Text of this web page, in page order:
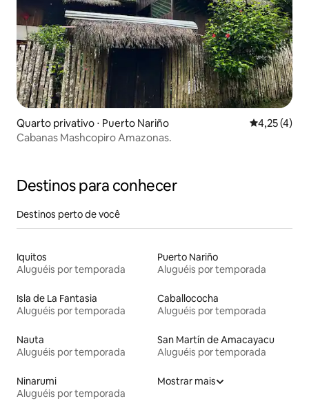
Quarto privativo ⋅ Puerto Nariño 4,25 de
4,25 (4)
Cabanas Mashcopiro Amazonas.
Destinos para conhecer
Destinos perto de você
Iquitos
Aluguéis por temporada
Puerto Nariño
Aluguéis por temporada
Isla de La Fantasia
Aluguéis por temporada
Caballococha
Aluguéis por temporada
Nauta
Aluguéis por temporada
San Martín de Amacayacu
Aluguéis por temporada
Ninarumi
Aluguéis por temporada
Mostrar mais